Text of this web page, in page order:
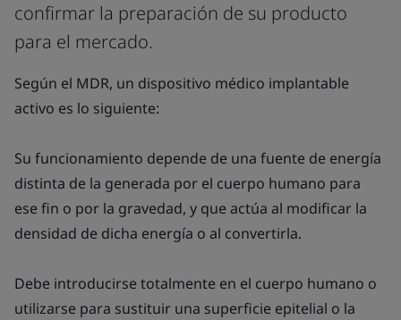
confirmar la preparación de su producto
para el mercado.
Según el MDR, un dispositivo médico implantable
activo es lo siguiente:
Su funcionamiento depende de una fuente de energía
distinta de la generada por el cuerpo humano para
ese fin o por la gravedad, y que actúa al modificar la
densidad de dicha energía o al convertirla.
Debe introducirse totalmente en el cuerpo humano o
utilizarse para sustituir una superficie epitelial o la